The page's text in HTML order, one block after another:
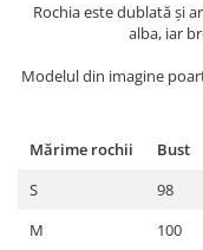
Rochia este dublată și
alba, iar
Modelul din imagine
Mărime rochii Bust
S
98
M
100